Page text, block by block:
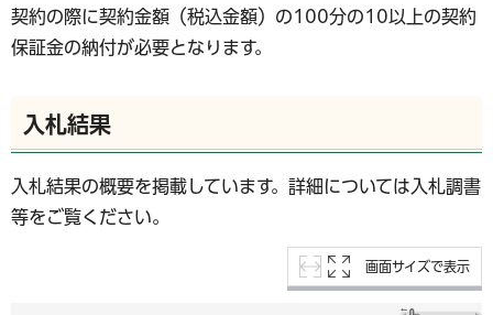
契約の際に契約金額（税込金額）の100分の10以上の契約
保証金の納付が必要となります。
入札結果
入札結果の概要を掲載しています。詳細については入札調書
等をご覧ください。
画面サイズで表示